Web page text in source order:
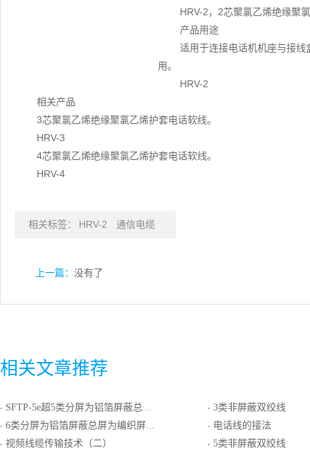
HRV-2，2芯聚氯乙烯绝缘聚
产品用途
适用于连接电话机机座与接
用。
HRV-2
相关产品
3芯聚氯乙烯绝缘聚氯乙烯护套电话软线。
HRV-3
4芯聚氯乙烯绝缘聚氯乙烯护套电话软线。
HRV-4
相关标签： HRV-2 通信电缆
上一篇： 没有了
相关文章推荐
· SFTP-5e超5类分屏为铝箔屏蔽总屏为编织屏蔽的双绞线
· 6类分屏为铝箔屏蔽总屏为编织屏蔽的双绞线
· 视频线缆传输技术（二）
· 3类非屏蔽双绞线
· 电话线的接法
· 5类非屏蔽双绞线